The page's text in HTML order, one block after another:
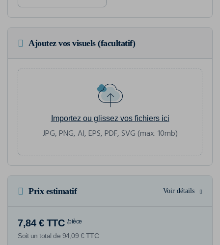
Ajoutez vos visuels (facultatif)
Importez ou glissez vos fichiers ici
JPG, PNG, AI, EPS, PDF, SVG (max. 10mb)
Prix estimatif Voir détails
7,84 € TTC /pièce
Soit un total de 94,09 € TTC